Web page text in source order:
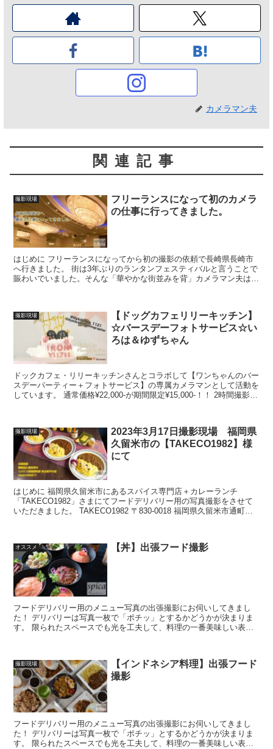
カメラマン夫
関連記事
撮影現場
フリーランスになって初のカメラ
の仕事に行ってきました。
はじめに フリーランスになってから初の撮影の依頼で長崎県長崎市
へ行きました。 街は3年ぶりのランタンフェスティバルと言うことで
賑わいでいました。そんな「華やかな街並みを背」カメラマン夫は現
撮影現場
【ドッグカフェリリーキッチン】
☆バースデーフォトサービス☆い
ろは＆ゆずちゃん
ドックカフェ・リリーキッチンさんとコラボして【ワンちゃんのバー
スデーパーティー＋フォトサービス】の専属カメラマンとして活動を
しています。 通常価格¥22,000-が期間限定¥15,000-！！ 2時間撮影で
撮影現場
2023年3月17日撮影現場 福岡県
久留米市の【TAKECO1982】様
にて
はじめに 福岡県久留米市にあるスパイス専門店＋カレーランチ
「TAKECO1982」さまにてフードデリバリー用の写真撮影をさせて
いただきました。 TAKECO1982 〒830-0018 福岡県久留米市通町
オススメ 【丼】出張フード撮影
フードデリバリー用のメニュー写真の出張撮影にお伺いしてきまし
た！ デリバリーは写真一枚で「ポチッ」とするかどうかが決まりま
す。 限られたスペースでも光を工夫して、料理の一番美味しい表情
撮影現場
【インドネシア料理】出張フード
撮影
フードデリバリー用のメニュー写真の出張撮影にお伺いしてきまし
た！ デリバリーは写真一枚で「ポチッ」とするかどうかが決まりま
す。 限られたスペースでも光を工夫して、料理の一番美味しい表情